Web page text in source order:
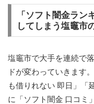
「ソフト闇金ラン
してしまう塩竈市
塩竈市で大手を連続で
ドが変わっていきます
も借りれない 即日」「
に「ソフト闇金 口コミ